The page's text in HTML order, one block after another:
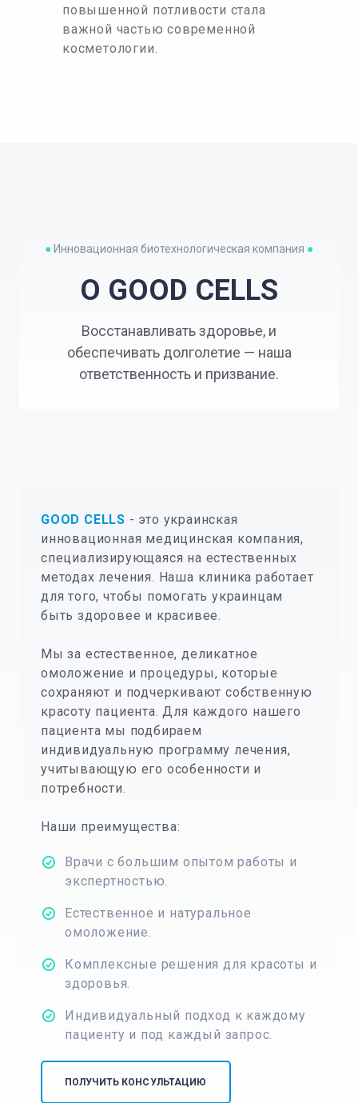
повышенной потливости стала
важной частью современной
косметологии.
● Инновационная биотехнологическая компания ●
О GOOD CELLS
Восстанавливать здоровье, и
обеспечивать долголетие — наша
ответственность и призвание.
GOOD CELLS - это украинская
инновационная медицинская компания,
специализирующаяся на естественных
методах лечения. Наша клиника работает
для того, чтобы помогать украинцам
быть здоровее и красивее.
Мы за естественное, деликатное
омоложение и процедуры, которые
сохраняют и подчеркивают собственную
красоту пациента. Для каждого нашего
пациента мы подбираем
индивидуальную программу лечения,
учитывающую его особенности и
потребности.
Наши преимущества:
Врачи с большим опытом работы и
экспертностью.
Естественное и натуральное
омоложение.
Комплексные решения для красоты и
здоровья.
Индивидуальный подход к каждому
пациенту и под каждый запрос.
ПОЛУЧИТЬ КОНСУЛЬТАЦИЮ